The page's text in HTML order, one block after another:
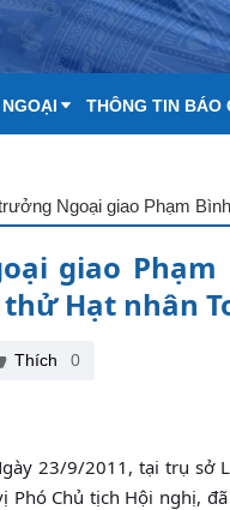
THÔNG TIN BÁO
Ngoại giao Phạm
giao
Hạt nhân
Thích 0
23/9/2011, tại trụ sở
Phó Chủ tịch Hội nghị,